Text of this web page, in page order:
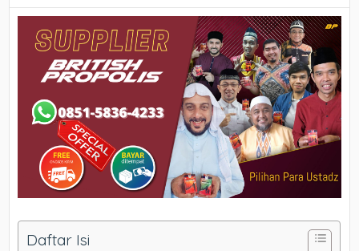
Daftar Isi